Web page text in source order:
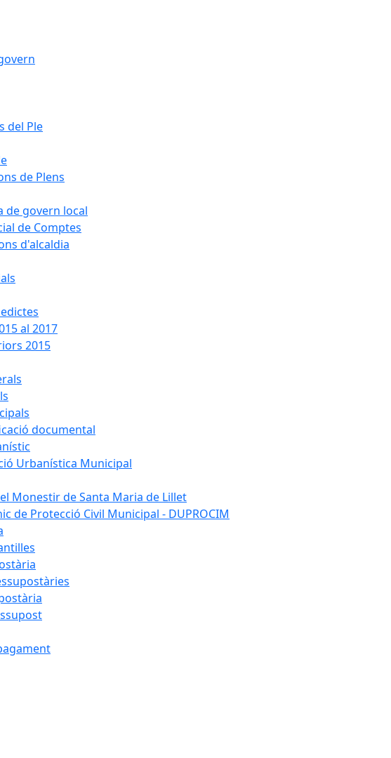
del Ple
de Plens
de govern local
de Comptes
d'alcaldia
al 2017
2015
documental
Urbanística Municipal
Monestir de Santa Maria de Lillet
de Protecció Civil Municipal - DUPROCIM